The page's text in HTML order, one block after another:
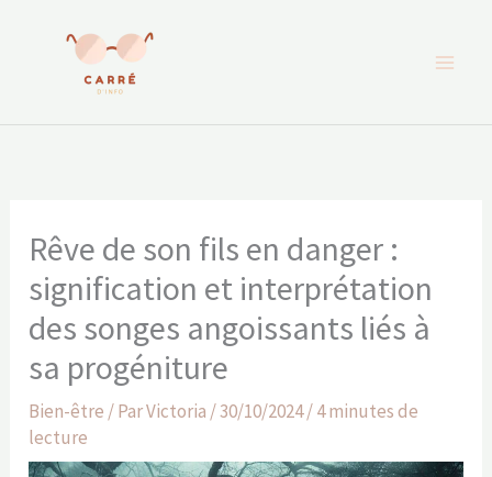
Rêve de son fils en danger :
signification et interprétation
des songes angoissants liés à
sa progéniture
Bien-être / ParVictoria /30/10/2024/4 minutes de
lecture